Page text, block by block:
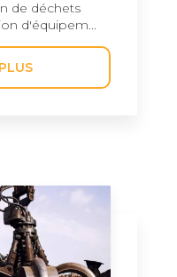
de déchets
d'équipem...